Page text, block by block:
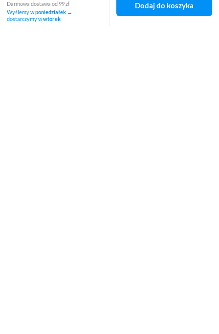
Zamówienia
Darmowa dostawa od 99 zł
Wyślemy wponiedziałek →
dostarczymy wwtorek
Dodaj do koszyka